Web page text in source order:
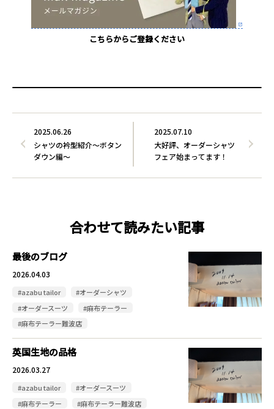
こちらからご登録ください
2025.07.10
大好評、オーダーシャツ
フェア始まってます！
2025.06.26
シャツの衿型紹介～ボタン
ダウン編～
合わせて読みたい記事
最後のブログ
2026.04.03
#azabu tailor
#オーダーシャツ
#オーダースーツ
#麻布テーラー
#麻布テーラー難波店
英国生地の品格
2026.03.27
#azabu tailor
#オーダースーツ
#麻布テーラー
#麻布テーラー難波店